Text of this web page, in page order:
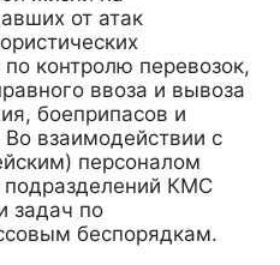
от атак
контролю перевозок,
ввоза и вывоза
боеприпасов и
взаимодействии с
персоналом
подразделений КМС
задач по
беспорядкам.